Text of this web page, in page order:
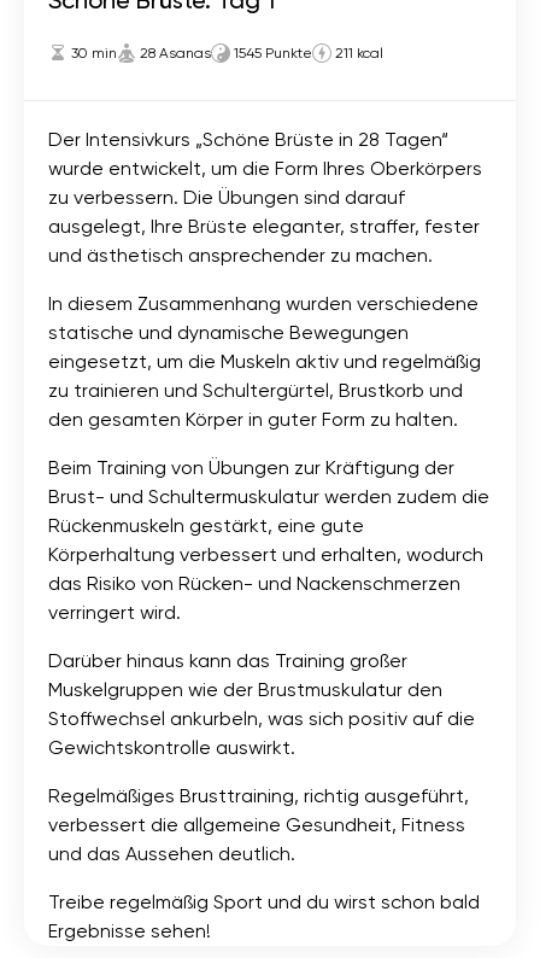
30 min 28 Asanas 1545 Punkte 211 kcal
Der Intensivkurs „Schöne Brüste in 28 Tagen“
wurde entwickelt, um die Form Ihres Oberkörpers
zu verbessern. Die Übungen sind darauf
ausgelegt, Ihre Brüste eleganter, straffer, fester
und ästhetisch ansprechender zu machen.
In diesem Zusammenhang wurden verschiedene
statische und dynamische Bewegungen
eingesetzt, um die Muskeln aktiv und regelmäßig
zu trainieren und Schultergürtel, Brustkorb und
den gesamten Körper in guter Form zu halten.
Beim Training von Übungen zur Kräftigung der
Brust- und Schultermuskulatur werden zudem die
Rückenmuskeln gestärkt, eine gute
Körperhaltung verbessert und erhalten, wodurch
das Risiko von Rücken- und Nackenschmerzen
verringert wird.
Darüber hinaus kann das Training großer
Muskelgruppen wie der Brustmuskulatur den
Stoffwechsel ankurbeln, was sich positiv auf die
Gewichtskontrolle auswirkt.
Regelmäßiges Brusttraining, richtig ausgeführt,
verbessert die allgemeine Gesundheit, Fitness
und das Aussehen deutlich.
Treibe regelmäßig Sport und du wirst schon bald
Ergebnisse sehen!